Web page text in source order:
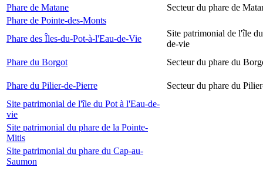
Phare de Matane
Secteur du phare de
Phare de Pointe-des-Monts
Phare des Îles-du-Pot-à-l'Eau-de-Vie
Site patrimonial de l'île
de-vie
Phare du Borgot
Secteur du phare du
Phare du Pilier-de-Pierre
Secteur du phare du
Site patrimonial de l'île du Pot à l'Eau-de-
vie
Site patrimonial du phare de la Pointe-
Mitis
Site patrimonial du phare du Cap-au-
Saumon